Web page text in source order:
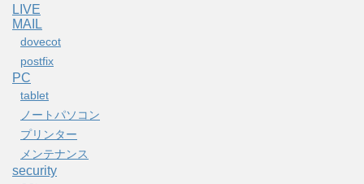
LIVE
MAIL
dovecot
postfix
PC
tablet
ノートパソコン
プリンター
メンテナンス
security